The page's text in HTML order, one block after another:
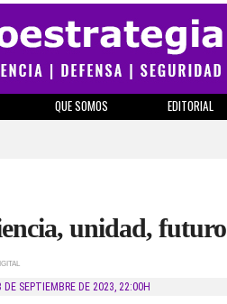
QUE SOMOS EDITORIAL
unidad, futuro
DE SEPTIEMBRE DE 2023, 22:00H